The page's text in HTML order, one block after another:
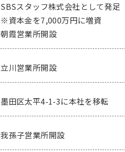
SBSスタッフ株式会社として発足
※資本金を7,000万円に増資
朝霞営業所開設
立川営業所開設
墨田区太平4-1-3に本社を移転
我孫子営業所開設